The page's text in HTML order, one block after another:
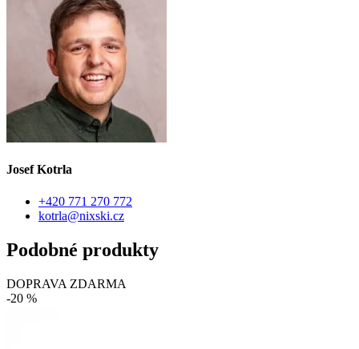
Josef Kotrla
+420 771 270 772
kotrla@nixski.cz
Podobné produkty
DOPRAVA ZDARMA
-20 %